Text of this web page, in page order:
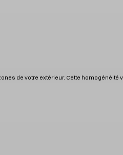
de votre extérieur. Cette